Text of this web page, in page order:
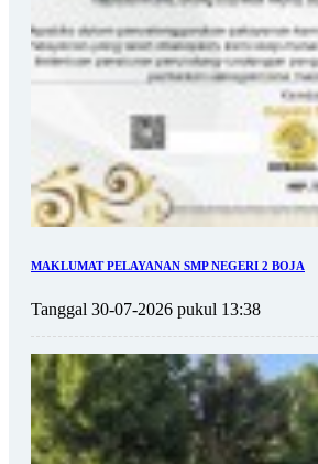
MAKLUMAT PELAYANAN SMP NEGERI 2 BOJA
Tanggal 30-07-2026 pukul 13:38